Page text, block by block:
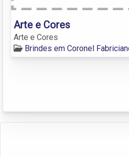
Arte e Cores
Arte e Cores
Brindes em Coronel